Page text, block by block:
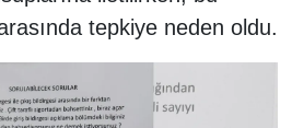
tepkiye neden oldu.